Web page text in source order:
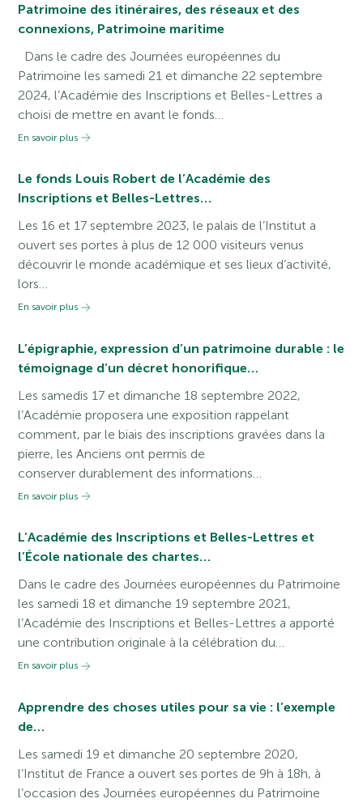
Patrimoine des itinéraires, des réseaux et des
connexions, Patrimoine maritime
Dans le cadre des Journées européennes du
Patrimoine les samedi 21 et dimanche 22 septembre
2024, l’Académie des Inscriptions et Belles-Lettres a
choisi de mettre en avant le fonds…
En savoir plus
Le fonds Louis Robert de l’Académie des
Inscriptions et Belles-Lettres…
Les 16 et 17 septembre 2023, le palais de l’Institut a
ouvert ses portes à plus de 12 000 visiteurs venus
découvrir le monde académique et ses lieux d’activité,
lors…
En savoir plus
L’épigraphie, expression d’un patrimoine durable : le
témoignage d’un décret honorifique…
Les samedis 17 et dimanche 18 septembre 2022,
l’Académie proposera une exposition rappelant
comment, par le biais des inscriptions gravées dans la
pierre, les Anciens ont permis de
conserver durablement des informations…
En savoir plus
L’Académie des Inscriptions et Belles-Lettres et
l’École nationale des chartes…
Dans le cadre des Journées européennes du Patrimoine
les samedi 18 et dimanche 19 septembre 2021,
l’Académie des Inscriptions et Belles-Lettres a apporté
une contribution originale à la célébration du…
En savoir plus
Apprendre des choses utiles pour sa vie : l’exemple
de…
Les samedi 19 et dimanche 20 septembre 2020,
l’Institut de France a ouvert ses portes de 9h à 18h, à
l’occasion des Journées européennes du Patrimoine